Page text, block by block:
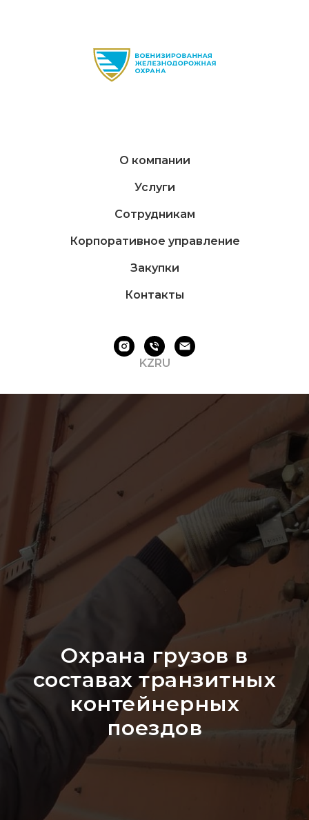
О компании
Услуги
Сотрудникам
Корпоративное управление
Закупки
Контакты
KZ RU
Охрана грузов в
составах транзитных
контейнерных
поездов